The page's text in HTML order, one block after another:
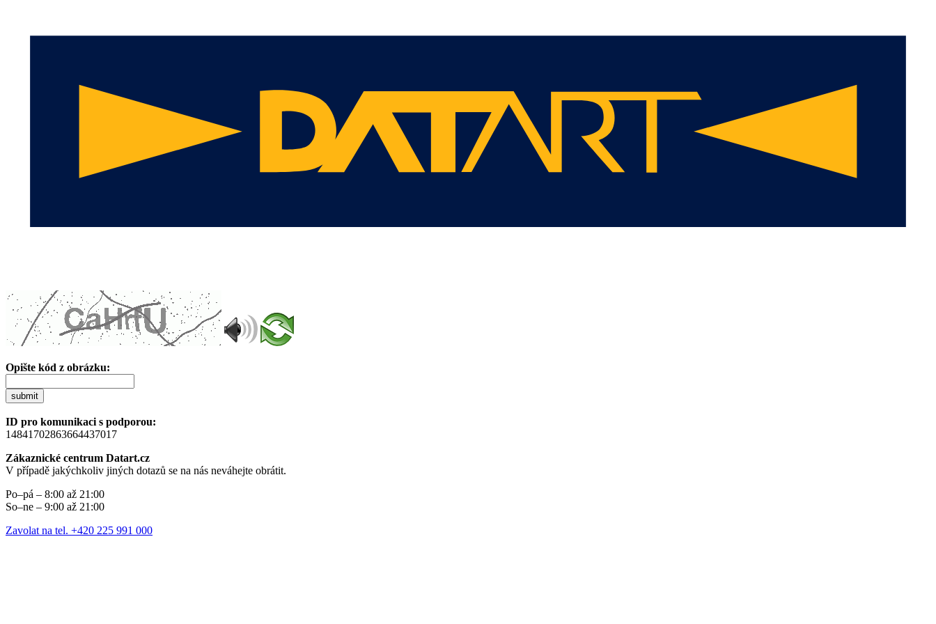
Opište kód z obrázku:
submit
ID pro komunikaci s podporou:
14841702863664437017
Zákaznické centrum Datart.cz
V případě jakýchkoliv jiných dotazů se na nás neváhejte obrátit.
Po–pá – 8:00 až 21:00
So–ne – 9:00 až 21:00
Zavolat na tel. +420 225 991 000